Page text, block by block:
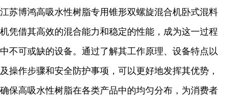
江苏博鸿高吸水性树脂专用锥形双螺旋混合机卧式混料
机凭借其高效的混合能力和稳定的性能，成为这一过程
中不可或缺的设备。通过了解其工作原理、设备特点以
及操作步骤和安全防护事项，可以更好地发挥其优势，
确保高吸水性树脂在各类产品中的均匀分布，为消费者